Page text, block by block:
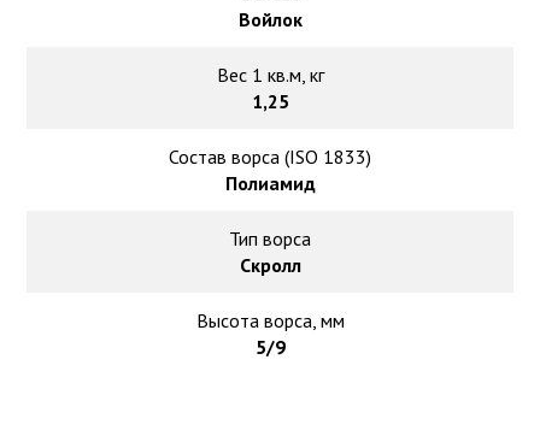
Войлок
Вес 1 кв.м, кг
1,25
Состав ворса (ISO 1833)
Полиамид
Тип ворса
Скролл
Высота ворса, мм
5/9